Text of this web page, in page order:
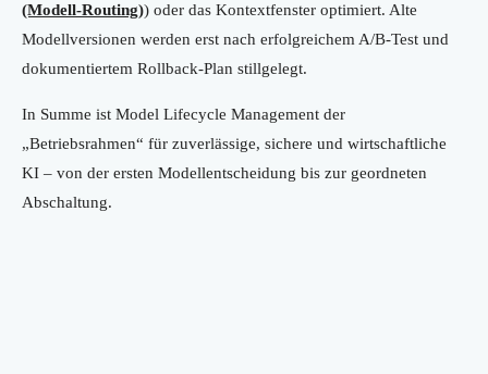
(Modell-Routing)) oder das Kontextfenster optimiert. Alte
Modellversionen werden erst nach erfolgreichem A/B-Test und
dokumentiertem Rollback-Plan stillgelegt.
In Summe ist Model Lifecycle Management der
„Betriebsrahmen“ für zuverlässige, sichere und wirtschaftliche
KI – von der ersten Modellentscheidung bis zur geordneten
Abschaltung.